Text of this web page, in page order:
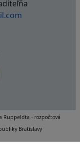
Ruppeldta - rozpočtová
Bratislavy